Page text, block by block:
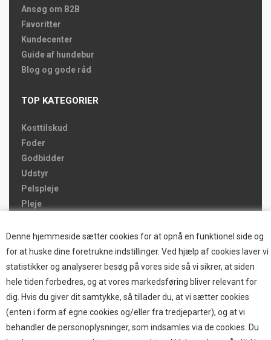
Denne hjemmeside sætter cookies for at opnå en funktionel side og
for at huske dine foretrukne indstillinger. Ved hjælp af cookies laver vi
statistikker og analyserer besøg på vores side så vi sikrer, at siden
hele tiden forbedres, og at vores markedsføring bliver relevant for
dig. Hvis du giver dit samtykke, så tillader du, at vi sætter cookies
(enten i form af egne cookies og/eller fra tredjeparter), og at vi
behandler de personoplysninger, som indsamles via de cookies. Du
Ansøg om B2B
Favoritter
Kundecenter
Guide af hundebur
Blog og gode råd
TOP KATEGORIER
Kosttilskud
Foder
Godbidder
Udstyr
Pelspleje
Pleje
Brands
TOP BRANDS
HOKAMIX
HVALPESTART RAIZUP
Thule hundbure
GRAU